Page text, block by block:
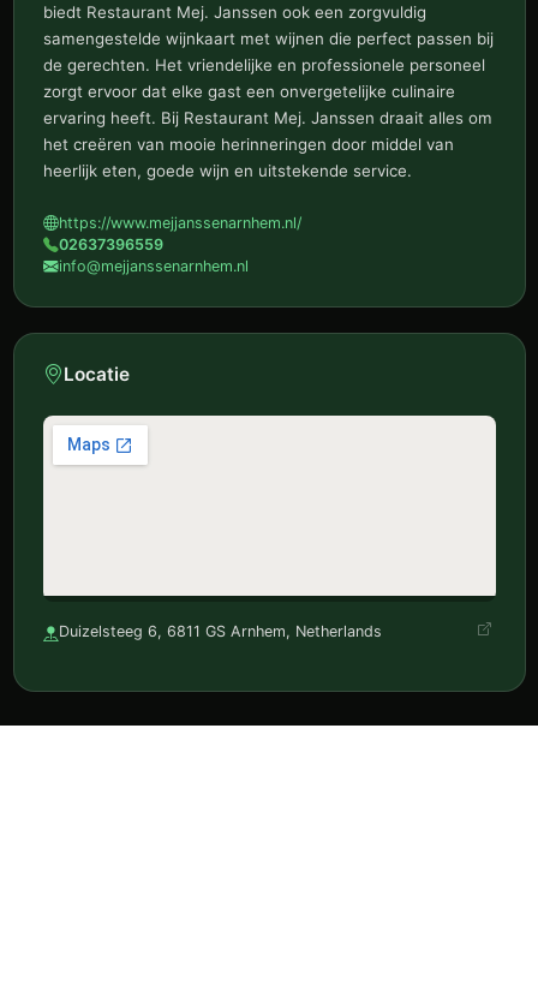
biedt Restaurant Mej. Janssen ook een zorgvuldig
samengestelde wijnkaart met wijnen die perfect passen bij
de gerechten. Het vriendelijke en professionele personeel
zorgt ervoor dat elke gast een onvergetelijke culinaire
ervaring heeft. Bij Restaurant Mej. Janssen draait alles om
het creëren van mooie herinneringen door middel van
heerlijk eten, goede wijn en uitstekende service.
https://www.mejjanssenarnhem.nl/
02637396559
info@mejjanssenarnhem.nl
Locatie
Duizelsteeg 6, 6811 GS Arnhem, Netherlands